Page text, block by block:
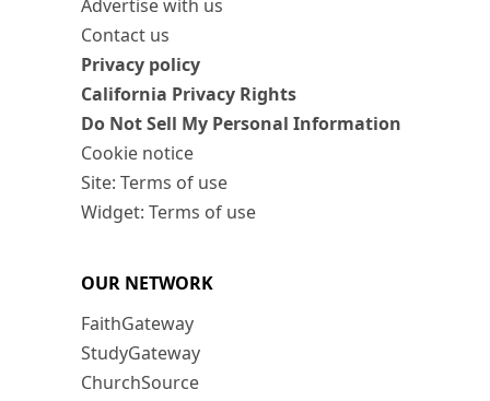
Advertise with us
Contact us
Privacy policy
California Privacy Rights
Do Not Sell My Personal Information
Cookie notice
Site: Terms of use
Widget: Terms of use
OUR NETWORK
FaithGateway
StudyGateway
ChurchSource